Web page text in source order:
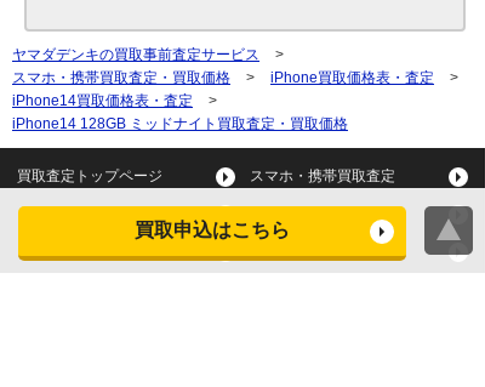
買取申込はこちら
ヤマダデンキの買取事前査定サービス
>
スマホ・携帯買取査定・買取価格
> iPhone買取価格表・査定
>
iPhone14買取価格表・査定
>
iPhone14 128GB ミッドナイト買取査定・買取価格
買取査定トップページ スマホ・携帯買取査定
タブレット買取査定
スマートウォッチ買取査定